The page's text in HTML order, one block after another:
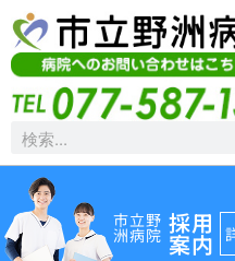
市立野
洲病院 採用
案内